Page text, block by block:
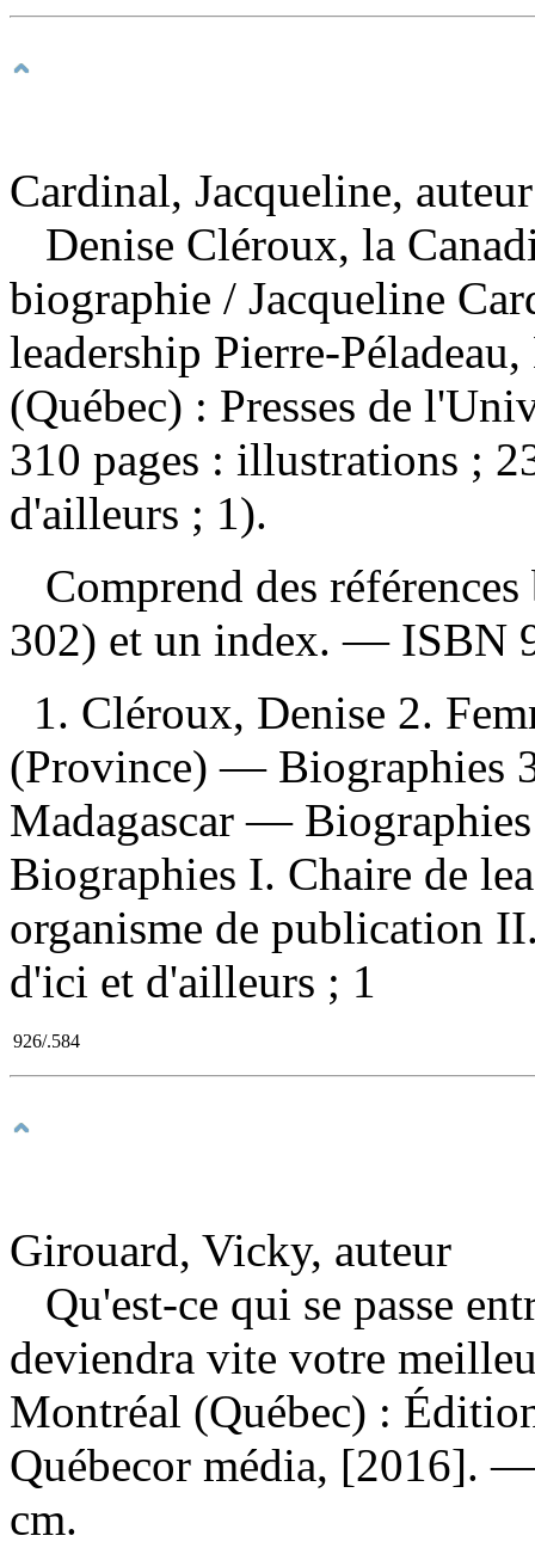
Cardinal, Jacqueline, auteur
Denise Cléroux, la
biographie / Jacqueline
leadership Pierre-
(Québec) : Presses de
310 pages : illustrations ;
d'ailleurs ; 1).
Comprend des
302) et un index. — ISBN
1. Cléroux, Denise 2.
(Province) — Biographies
Madagascar —
Biographies I. Chaire de
organisme de publication
d'ici et d'ailleurs ; 1
926/.584
Girouard, Vicky, auteur
Qu'est-ce qui se passe
deviendra vite votre
Montréal (Québec) :
Québecor média, [2016].
cm.